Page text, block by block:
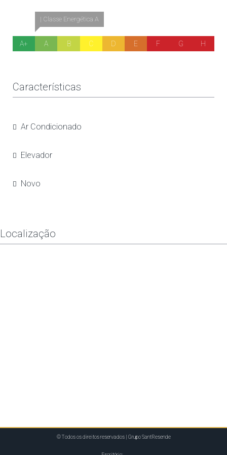
A+
| Classe Energética A
A B C D E F G H
Características
Ar Condicionado
Elevador
Novo
Localização
© Todos os direitos reservados | Grupo SantResende